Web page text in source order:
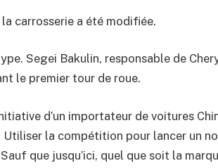
la carrosserie a été modifiée.
Segei Bakulin, responsable de
le premier tour de roue.
d’un importateur de voitures
Utiliser la compétition pour lancer un
Sauf que jusqu’ici, quel que soit la